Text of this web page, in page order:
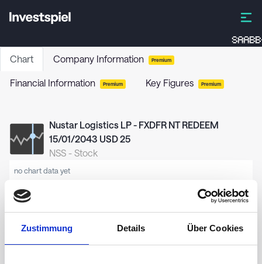
Zustimmung Details Über Cookies
Chart Company Information Premium
Financial Information Premium Key Figures Premium
Nustar Logistics LP - FXDFR NT REDEEM
15/01/2043 USD 25
NSS - Stock
no chart data yet